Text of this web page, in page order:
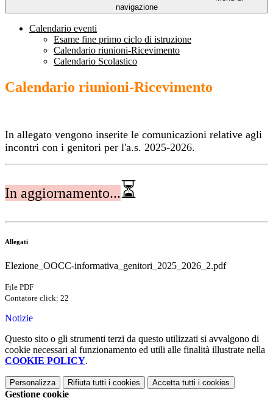
navigazione
Calendario eventi
Esame fine primo ciclo di istruzione
Calendario riunioni-Ricevimento
Calendario Scolastico
Calendario riunioni-Ricevimento
In allegato vengono inserite le comunicazioni relative agli
incontri con i genitori per l'a.s. 2025-2026.
In aggiornamento...⏳
Allegati
Elezione_OOCC-informativa_genitori_2025_2026_2.pdf
File PDF
Contatore click: 22
Notizie
Questo sito o gli strumenti terzi da questo utilizzati si avvalgono di
cookie necessari al funzionamento ed utili alle finalità illustrate nella
COOKIE POLICY.
Personalizza Rifiuta tutti i cookies Accetta tutti i cookies
Gestione cookie